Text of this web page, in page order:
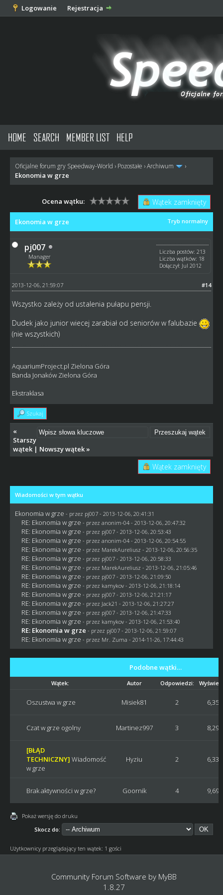
Logowanie Rejestracja
HOME SEARCH MEMBER LIST HELP
Oficjalne forum gry Speedway-World › Pozostałe ›Archiwum ›
Ekonomia w grze
Wątek zamknięty
Ocena wątku:
Tryb normalny
Ekonomia w grze
pj007
Manager
Liczba postów: 213
Liczba wątków: 18
Dołączył: Jul 2012
#14
2013-12-06, 21:59:07
Wszystko zależy od ustalenia pułapu pensji.
Dudek jako junior wiecej zarabiał od seniorów w falubazie
(nie wszystkich)
AquariumProject.pl Zielona Góra
Banda Jonaków Zielona Góra
Ekstraklasa
Szukaj
«
Starszy
wątek| Nowszy wątek»
Wątek zamknięty
Wiadomości w tym wątku
Ekonomia w grze - przez pj007- 2013-12-06, 20:41:31
RE: Ekonomia w grze - przez anonim-04 - 2013-12-06, 20:47:32
RE: Ekonomia w grze - przez pj007- 2013-12-06, 20:53:43
RE: Ekonomia w grze - przez anonim-04 - 2013-12-06, 20:54:55
RE: Ekonomia w grze - przez MarekAureliusz - 2013-12-06, 20:56:35
RE: Ekonomia w grze - przez pj007- 2013-12-06, 20:58:33
RE: Ekonomia w grze - przez MarekAureliusz - 2013-12-06, 21:05:46
RE: Ekonomia w grze - przez pj007- 2013-12-06, 21:09:50
RE: Ekonomia w grze - przez kamykov- 2013-12-06, 21:18:14
RE: Ekonomia w grze - przez pj007- 2013-12-06, 21:21:17
RE: Ekonomia w grze - przez Jack21 - 2013-12-06, 21:27:27
RE: Ekonomia w grze - przez pj007- 2013-12-06, 21:47:33
RE: Ekonomia w grze - przez kamykov- 2013-12-06, 21:53:40
RE: Ekonomia w grze - przez pj007- 2013-12-06, 21:59:07
RE: Ekonomia w grze - przez Mr. Zuma - 2014-11-26, 17:44:43
Podobne wątki…
Wątek: Autor Odpowiedzi:
Oszustwa w grze Misiek81 2 6,354
Czat w grze ogolny Martinez997 3 8,291
[BŁĄD
TECHNICZNY] Wiadomość
w grze
Hyziu 2 6,338
Brak aktywności w grze? Goornik 4 9,698
Pokaż wersję do druku
Skocz do:
Użytkownicy przeglądający ten wątek: 1 gości
Community Forum Software by MyBB
1.8.27